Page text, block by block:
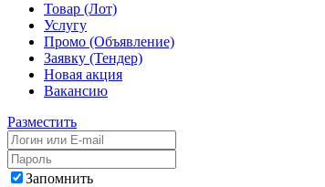
Товар (Лот)
Услугу
Промо (Объявление)
Заявку (Тендер)
Новая акция
Вакансию
Разместить
Запомнить